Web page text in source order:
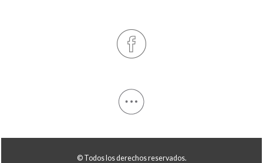
© Todos los derechos reservados.